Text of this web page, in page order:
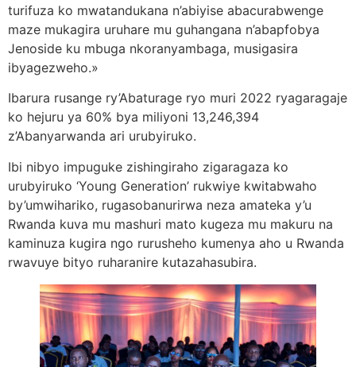
turifuza ko mwatandukana n’abiyise abacurabwenge
maze mukagira uruhare mu guhangana n’abapfobya
Jenoside ku mbuga nkoranyambaga, musigasira
ibyagezweho.»
Ibarura rusange ry’Abaturage ryo muri 2022 ryagaragaje
ko hejuru ya 60% bya miliyoni 13,246,394
z’Abanyarwanda ari urubyiruko.
Ibi nibyo impuguke zishingiraho zigaragaza ko
urubyiruko ‘Young Generation’ rukwiye kwitabwaho
by’umwihariko, rugasobanurirwa neza amateka y’u
Rwanda kuva mu mashuri mato kugeza mu makuru na
kaminuza kugira ngo rurusheho kumenya aho u Rwanda
rwavuye bityo ruharanire kutazahasubira.